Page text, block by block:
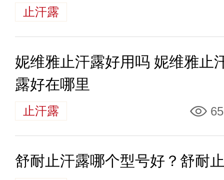
止汗露
妮维雅止汗露好用吗 妮维雅止
露好在哪里
止汗露
舒耐止汗露哪个型号好？舒耐